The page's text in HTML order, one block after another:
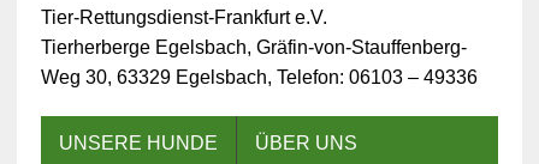
Tier-Rettungsdienst-Frankfurt e.V.
Tierherberge Egelsbach, Gräfin-von-Stauffenberg-
Weg 30, 63329 Egelsbach, Telefon: 06103 – 49336
UNSERE HUNDE ÜBER UNS